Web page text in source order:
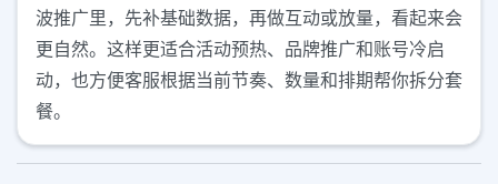
波推广里，先补基础数据，再做互动或放量，看起来会
更自然。这样更适合活动预热、品牌推广和账号冷启
动，也方便客服根据当前节奏、数量和排期帮你拆分套
餐。